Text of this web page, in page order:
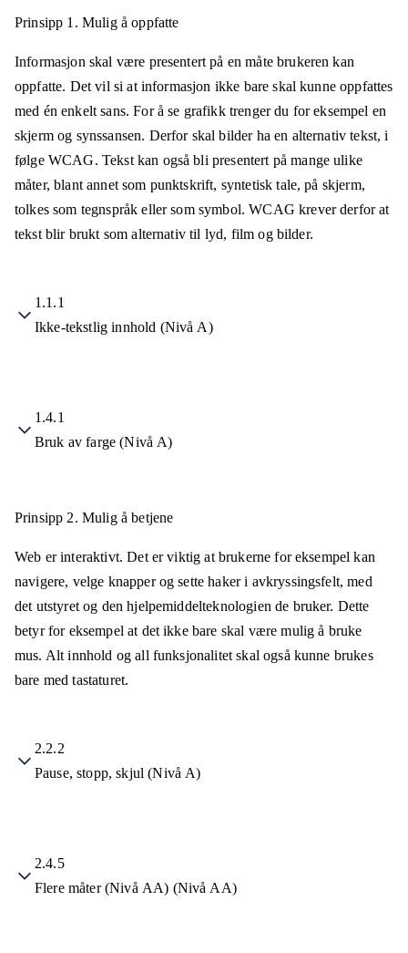
Prinsipp 1. Mulig å oppfatte
Informasjon skal være presentert på en måte brukeren kan
oppfatte. Det vil si at informasjon ikke bare skal kunne oppfattes
med én enkelt sans. For å se grafikk trenger du for eksempel en
skjerm og synssansen. Derfor skal bilder ha en alternativ tekst, i
følge WCAG. Tekst kan også bli presentert på mange ulike
måter, blant annet som punktskrift, syntetisk tale, på skjerm,
tolkes som tegnspråk eller som symbol. WCAG krever derfor at
tekst blir brukt som alternativ til lyd, film og bilder.
1.1.1
Ikke-tekstlig innhold (Nivå A)
1.4.1
Bruk av farge (Nivå A)
Prinsipp 2. Mulig å betjene
Web er interaktivt. Det er viktig at brukerne for eksempel kan
navigere, velge knapper og sette haker i avkryssingsfelt, med
det utstyret og den hjelpemiddelteknologien de bruker. Dette
betyr for eksempel at det ikke bare skal være mulig å bruke
mus. Alt innhold og all funksjonalitet skal også kunne brukes
bare med tastaturet.
2.2.2
Pause, stopp, skjul (Nivå A)
2.4.5
Flere måter (Nivå AA) (Nivå AA)